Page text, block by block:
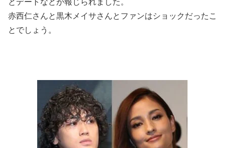
赤西仁さんと黒木メイサさんとファンはショックだったこ
とでしょう。